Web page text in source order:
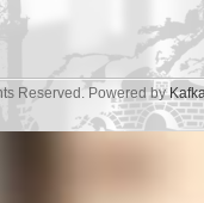
Reserved. Powered by